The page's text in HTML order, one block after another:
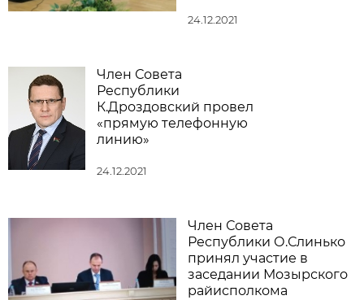
24.12.2021
Член Совета
Республики
К.Дроздовский провел
«прямую телефонную
линию»
24.12.2021
Член Совета
Республики О.Слинько
принял участие в
заседании Мозырского
райисполкома